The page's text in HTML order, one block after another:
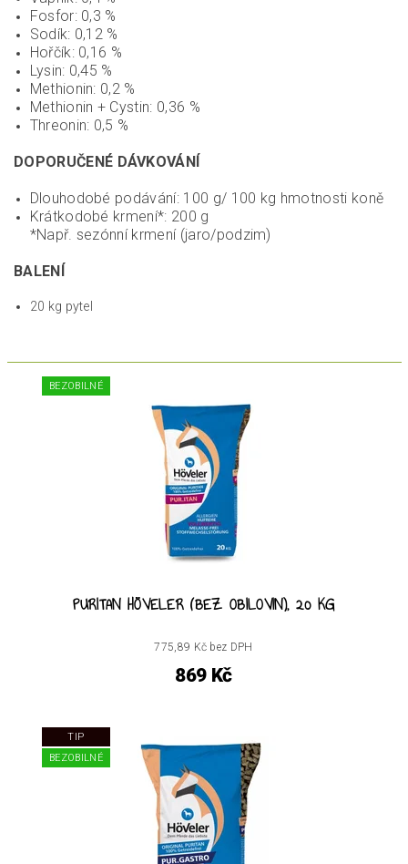
Fosfor: 0,3 %
Sodík: 0,12 %
Hořčík: 0,16 %
Lysin: 0,45 %
Methionin: 0,2 %
Methionin + Cystin: 0,36 %
Threonin: 0,5 %
DOPORUČENÉ DÁVKOVÁNÍ
Dlouhodobé podávání: 100 g/ 100 kg hmotnosti koně
Krátkodobé krmení*: 200 g
*Např. sezónní krmení (jaro/podzim)
BALENÍ
20 kg pytel
BEZOBILNÉ
PURITAN HÖVELER (BEZ OBILOVIN), 20 KG
775,89 Kč bez DPH
869 Kč
TIP
BEZOBILNÉ